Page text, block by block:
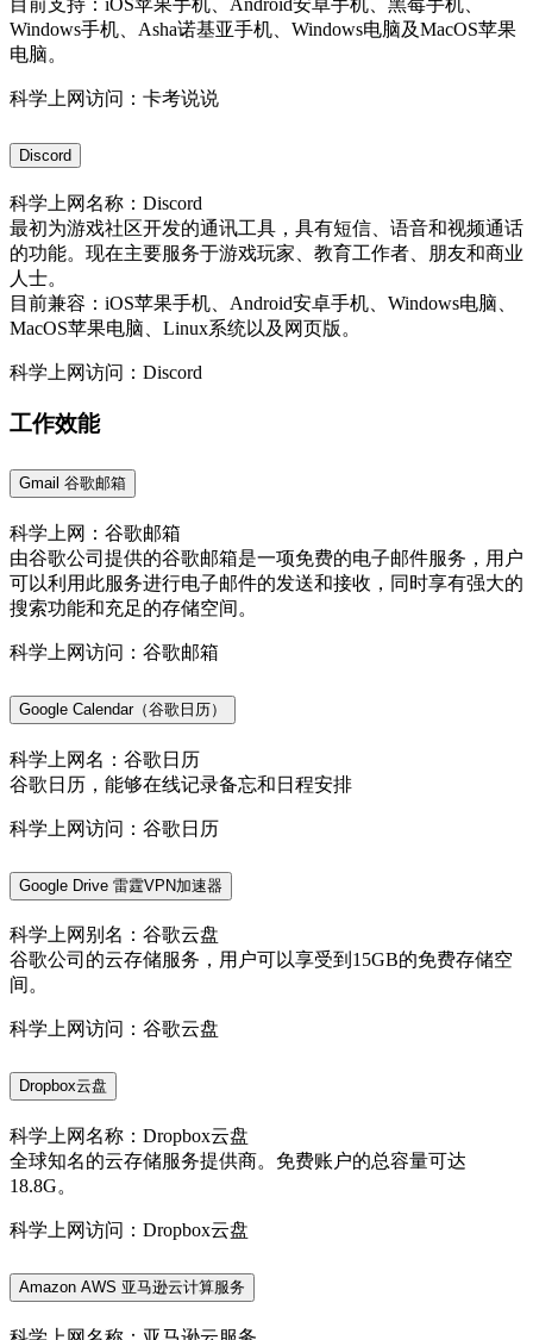
目前支持：iOS苹果手机、Android安卓手机、黑莓手机、
Windows手机、Asha诺基亚手机、Windows电脑及MacOS苹果
电脑。
科学上网访问：卡考说说
Discord
科学上网名称：Discord
最初为游戏社区开发的通讯工具，具有短信、语音和视频通话
的功能。现在主要服务于游戏玩家、教育工作者、朋友和商业
人士。
目前兼容：iOS苹果手机、Android安卓手机、Windows电脑、
MacOS苹果电脑、Linux系统以及网页版。
科学上网访问：Discord
工作效能
Gmail 谷歌邮箱
科学上网：谷歌邮箱
由谷歌公司提供的谷歌邮箱是一项免费的电子邮件服务，用户
可以利用此服务进行电子邮件的发送和接收，同时享有强大的
搜索功能和充足的存储空间。
科学上网访问：谷歌邮箱
Google Calendar（谷歌日历）
科学上网名：谷歌日历
谷歌日历，能够在线记录备忘和日程安排
科学上网访问：谷歌日历
Google Drive 雷霆VPN加速器
科学上网别名：谷歌云盘
谷歌公司的云存储服务，用户可以享受到15GB的免费存储空
间。
科学上网访问：谷歌云盘
Dropbox云盘
科学上网名称：Dropbox云盘
全球知名的云存储服务提供商。免费账户的总容量可达
18.8G。
科学上网访问：Dropbox云盘
Amazon AWS 亚马逊云计算服务